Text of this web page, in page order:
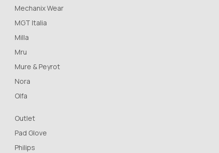
Mechanix Wear
MGT Italia
Milla
Mru
Mure & Peyrot
Nora
Olfa
Outlet
Pad Glove
Philips